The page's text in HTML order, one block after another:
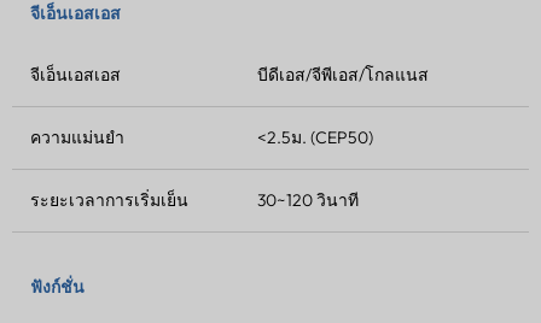
จีเอ็นเอสเอส
จีเอ็นเอสเอส บีดีเอส/จีพีเอส/โกลแนส
ความแม่นยำ <2.5ม. (CEP50)
ระยะเวลาการเริ่มเย็น 30~120 วินาที
ฟังก์ชั่น